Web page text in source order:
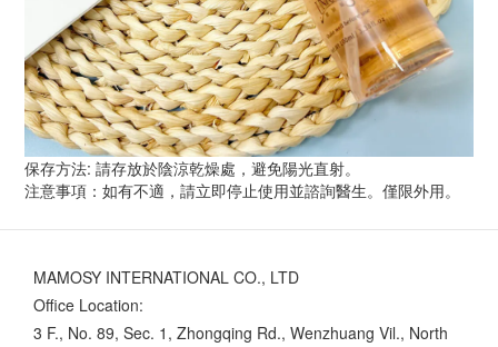
保存方法: 請存放於陰涼乾燥處，避免陽光直射。
注意事項：如有不適，請立即停止使用並諮詢醫生。僅限外用。
MAMOSY INTERNATIONAL CO., LTD
Office Location:
3 F., No. 89, Sec. 1, Zhongqing Rd., Wenzhuang Vil., North